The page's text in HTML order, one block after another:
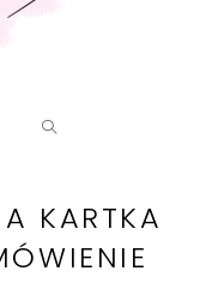
KARTKA